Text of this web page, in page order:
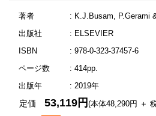
著者
: K.J.Busam, P.Gerami
出版社
: ELSEVIER
ISBN
: 978-0-323-37457-6
ページ数
: 414pp.
出版年
: 2019年
定価53,119円(本体48,290円 ＋